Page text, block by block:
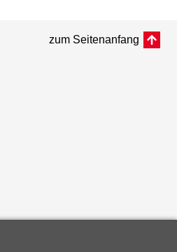
zum Seitenanfang